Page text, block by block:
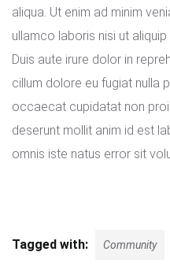
aliqua. Ut enim ad minim
ullamco laboris nisi ut
Duis aute irure dolor in
cillum dolore eu fugiat nulla
occaecat cupidatat non
deserunt mollit anim id est
omnis iste natus error sit
Tagged with: Community